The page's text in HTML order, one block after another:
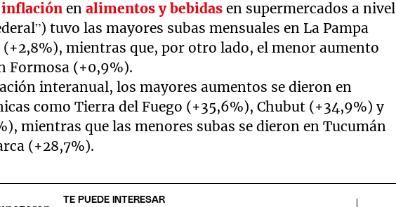
inflaciónenalimentos y bebidasen supermercados a nivel
tuvo las mayores subas mensuales en La Pampa
(+2,8%), mientras que, por otro lado, el menor aumento
Formosa (+0,9%).
interanual, los mayores aumentos se dieron en
como Tierra del Fuego (+35,6%), Chubut (+34,9%) y
mientras que las menores subas se dieron en Tucumán
(+28,7%).
TE PUEDE INTERESAR